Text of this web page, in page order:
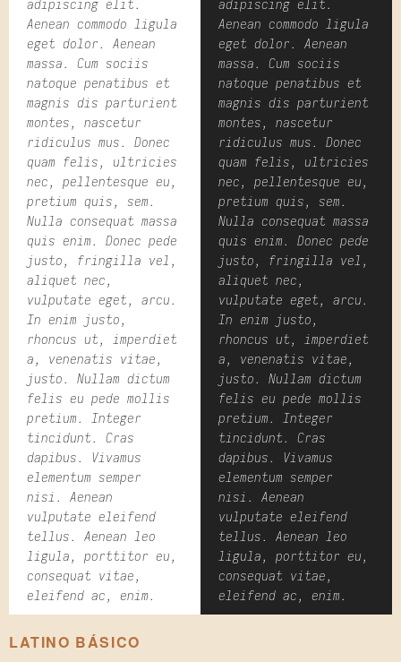
adipiscing elit.
Aenean commodo ligula
eget dolor. Aenean
massa. Cum sociis
natoque penatibus et
magnis dis parturient
montes, nascetur
ridiculus mus. Donec
quam felis, ultricies
nec, pellentesque eu,
pretium quis, sem.
Nulla consequat massa
quis enim. Donec pede
justo, fringilla vel,
aliquet nec,
vulputate eget, arcu.
In enim justo,
rhoncus ut, imperdiet
a, venenatis vitae,
justo. Nullam dictum
felis eu pede mollis
pretium. Integer
tincidunt. Cras
dapibus. Vivamus
elementum semper
nisi. Aenean
vulputate eleifend
tellus. Aenean leo
ligula, porttitor eu,
consequat vitae,
eleifend ac, enim.
adipiscing elit.
Aenean commodo ligula
eget dolor. Aenean
massa. Cum sociis
natoque penatibus et
magnis dis parturient
montes, nascetur
ridiculus mus. Donec
quam felis, ultricies
nec, pellentesque eu,
pretium quis, sem.
Nulla consequat massa
quis enim. Donec pede
justo, fringilla vel,
aliquet nec,
vulputate eget, arcu.
In enim justo,
rhoncus ut, imperdiet
a, venenatis vitae,
justo. Nullam dictum
felis eu pede mollis
pretium. Integer
tincidunt. Cras
dapibus. Vivamus
elementum semper
nisi. Aenean
vulputate eleifend
tellus. Aenean leo
ligula, porttitor eu,
consequat vitae,
eleifend ac, enim.
LATINO BÁSICO